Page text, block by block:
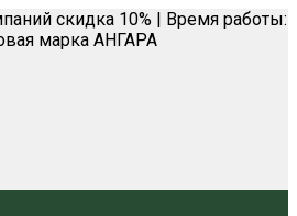
скидка 10% | Время работы:
марка АНГАРА